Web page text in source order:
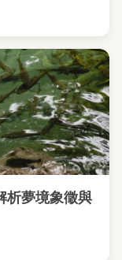
析夢境象徵與